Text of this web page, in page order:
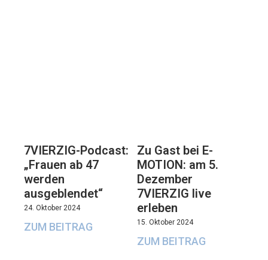
7VIERZIG-Podcast:
„Frauen ab 47
werden
ausgeblendet“
24. Oktober 2024
ZUM BEITRAG
Zu Gast bei E-
MOTION: am 5.
Dezember
7VIERZIG live
erleben
15. Oktober 2024
ZUM BEITRAG